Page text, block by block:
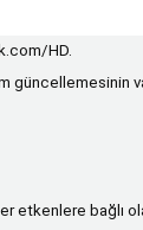
HD.
etkenlere bağlı